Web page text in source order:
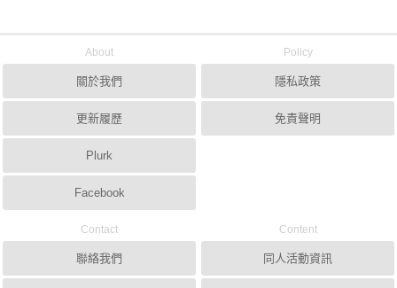
About
關於我們
更新履歷
Plurk
Facebook
Policy
隱私政策
免責聲明
Contact
聯絡我們
Content
同人活動資訊